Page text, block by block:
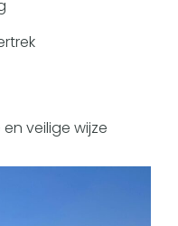
veilige wijze